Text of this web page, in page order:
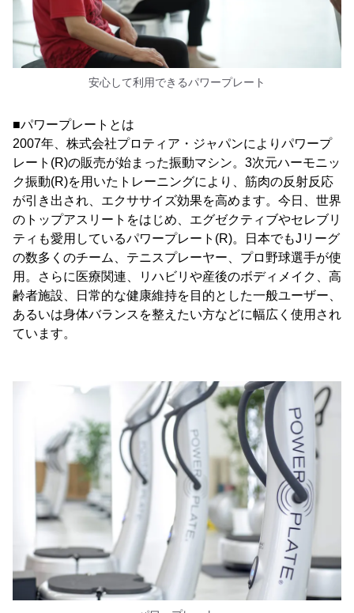
安心して利用できるパワープレート
■パワープレートとは
2007年、株式会社プロティア・ジャパンによりパワープ
レート(R)の販売が始まった振動マシン。3次元ハーモニッ
ク振動(R)を用いたトレーニングにより、筋肉の反射反応
が引き出され、エクササイズ効果を高めます。今日、世界
のトップアスリートをはじめ、エグゼクティブやセレブリ
ティも愛用しているパワープレート(R)。日本でもJリーグ
の数多くのチーム、テニスプレーヤー、プロ野球選手が使
用。さらに医療関連、リハビリや産後のボディメイク、高
齢者施設、日常的な健康維持を目的とした一般ユーザー、
あるいは身体バランスを整えたい方などに幅広く使用され
ています。